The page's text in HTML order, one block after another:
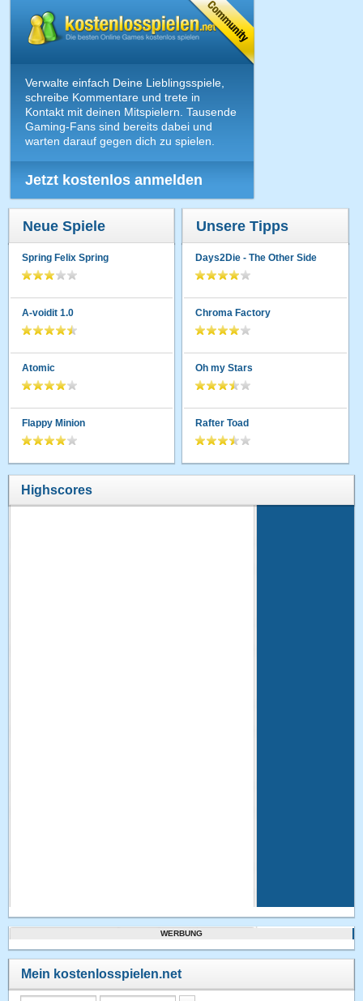
Verwalte einfach Deine Lieblingsspiele,
schreibe Kommentare und trete in
Kontakt mit deinen Mitspielern. Tausende
Gaming-Fans sind bereits dabei und
warten darauf gegen dich zu spielen.
Jetzt kostenlos anmelden
Neue Spiele
Spring Felix Spring
A-voidit 1.0
Atomic
Flappy Minion
Unsere Tipps
Days2Die - The Other Side
Chroma Factory
Oh my Stars
Rafter Toad
Highscores
WERBUNG
Mein kostenlosspielen.net